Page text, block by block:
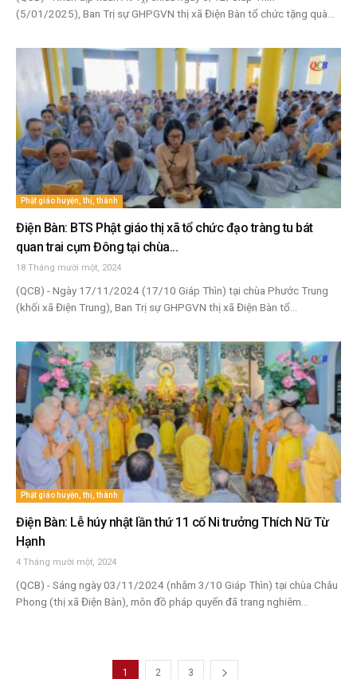
(5/01/2025), Ban Trị sự GHPGVN thị xã Điện Bàn tổ chức tặng quà...
Phật giáo huyện, thị, thành
Điện Bàn: BTS Phật giáo thị xã tổ chức đạo tràng tu bát
quan trai cụm Đông tại chùa...
18 Tháng mười một, 2024
(QCB) - Ngày 17/11/2024 (17/10 Giáp Thìn) tại chùa Phước Trung
(khối xã Điện Trung), Ban Trị sự GHPGVN thị xã Điện Bàn tổ...
Phật giáo huyện, thị, thành
Điện Bàn: Lễ húy nhật lần thứ 11 cố Ni trưởng Thích Nữ Từ
Hạnh
4 Tháng mười một, 2024
(QCB) - Sáng ngày 03/11/2024 (nhằm 3/10 Giáp Thìn) tại chùa Châu
Phong (thị xã Điện Bàn), môn đồ pháp quyến đã trang nghiêm...
1 2 3